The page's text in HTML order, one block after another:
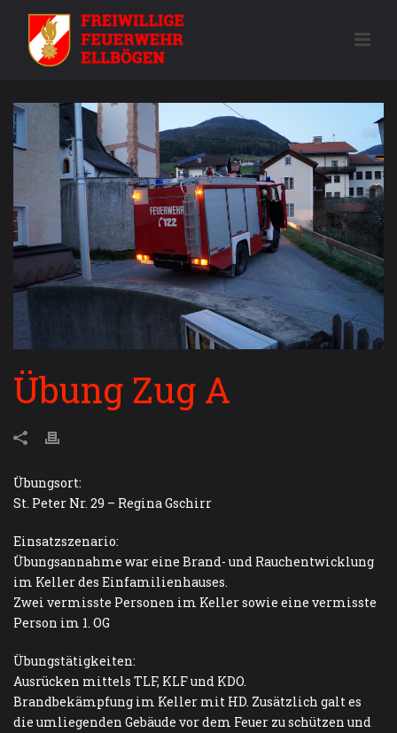
Übung Zug A
Übungsort:
St. Peter Nr. 29 – Regina Gschirr
Einsatzszenario:
Übungsannahme war eine Brand- und Rauchentwicklung
im Keller des Einfamilienhauses.
Zwei vermisste Personen im Keller sowie eine vermisste
Person im 1. OG
Übungstätigkeiten:
Ausrücken mittels TLF, KLF und KDO.
Brandbekämpfung im Keller mit HD. Zusätzlich galt es
die umliegenden Gebäude vor dem Feuer zu schützen und